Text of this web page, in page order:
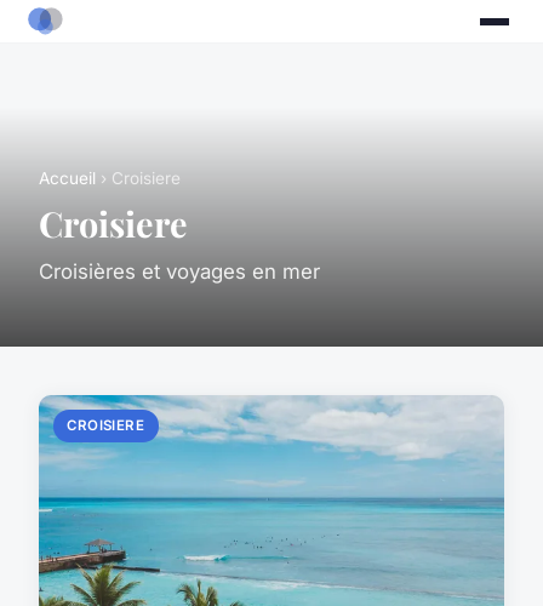
Accueil › Croisiere
Croisiere
Croisières et voyages en mer
CROISIERE